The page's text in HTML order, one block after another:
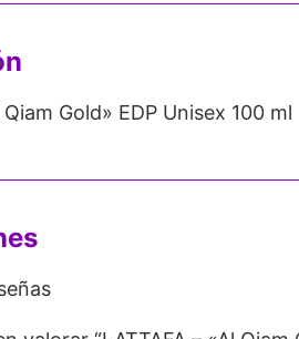
Qiam Gold» EDP Unisex 100 ml